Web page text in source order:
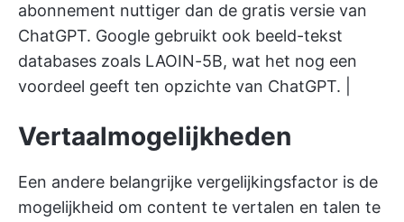
abonnement nuttiger dan de gratis versie van
ChatGPT. Google gebruikt ook beeld-tekst
databases zoals LAOIN-5B, wat het nog een
voordeel geeft ten opzichte van ChatGPT. |
Vertaalmogelijkheden
Een andere belangrijke vergelijkingsfactor is de
mogelijkheid om content te vertalen en talen te